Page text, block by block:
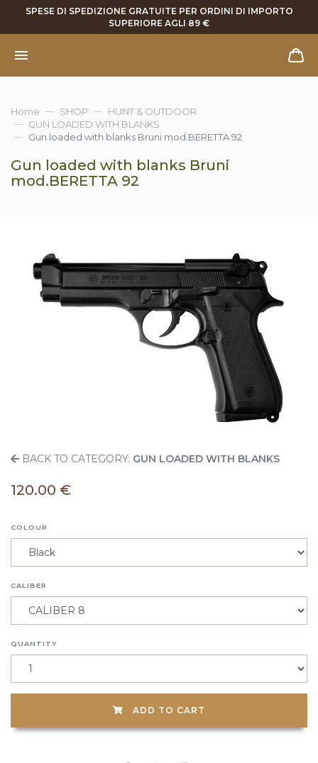
SPESE DI SPEDIZIONE GRATUITE PER ORDINI DI IMPORTO
SUPERIORE AGLI 89 €
Home SHOP
HUNT & OUTDOOR
GUN LOADED WITH BLANKS
Gun loaded with blanks Bruni mod.BERETTA 92
Gun loaded with blanks Bruni
mod.BERETTA 92
BACK TO CATEGORY: GUN LOADED WITH BLANKS
120.00 €
COLOUR
CALIBER
QUANTITY
ADD TO CART